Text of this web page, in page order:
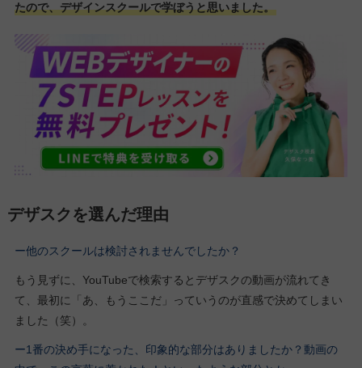
たので、デザインスクールで学ぼうと思いました。
デザスクを選んだ理由
ー他のスクールは検討されませんでしたか？
もう見ずに、YouTubeで検索するとデザスクの動画が流れてき
て、最初に「あ、もうここだ」っていうのが直感で決めてしまい
ました（笑）。
ー1番の決め手になった、印象的な部分はありましたか？動画の